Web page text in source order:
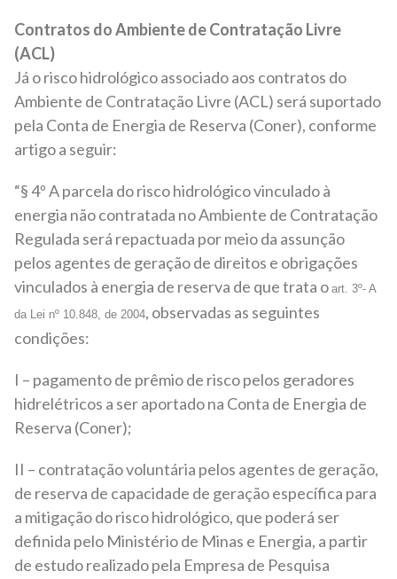
Contratos do Ambiente de Contratação Livre
(ACL)
Já o risco hidrológico associado aos contratos do
Ambiente de Contratação Livre (ACL) será suportado
pela Conta de Energia de Reserva (Coner), conforme
artigo a seguir:
“§ 4º A parcela do risco hidrológico vinculado à
energia não contratada no Ambiente de Contratação
Regulada será repactuada por meio da assunção
pelos agentes de geração de direitos e obrigações
vinculados à energia de reserva de que trata o art. 3º- A
da Lei nº 10.848, de 2004, observadas as seguintes
condições:
I – pagamento de prêmio de risco pelos geradores
hidrelétricos a ser aportado na Conta de Energia de
Reserva (Coner);
II – contratação voluntária pelos agentes de geração,
de reserva de capacidade de geração específica para
a mitigação do risco hidrológico, que poderá ser
definida pelo Ministério de Minas e Energia, a partir
de estudo realizado pela Empresa de Pesquisa